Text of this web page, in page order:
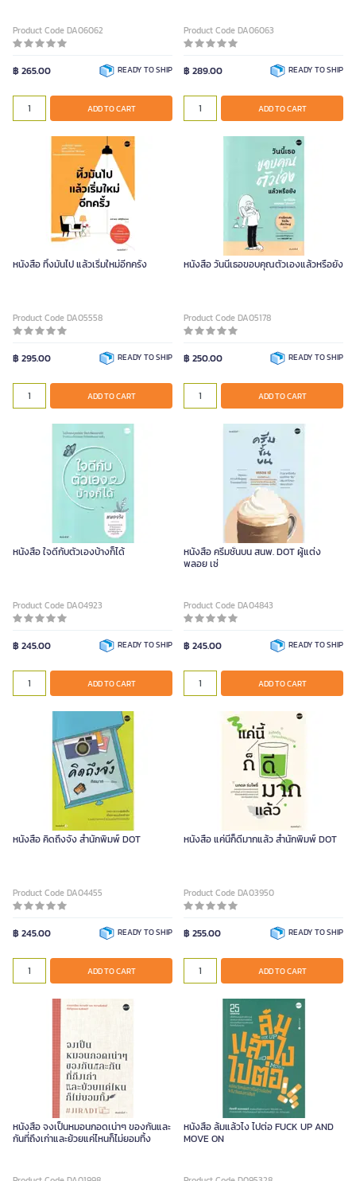
Product Code DA06062
฿ 265.00 READY TO SHIP
ADD TO CART
Product Code DA06063
฿ 289.00 READY TO SHIP
ADD TO CART
หนังสือ ทิ้งมันไป แล้วเริ่มใหม่อีกครั้ง
Product Code DA05558
฿ 295.00 READY TO SHIP
ADD TO CART
หนังสือ วันนี้เธอขอบคุณตัวเองแล้วหรือยัง
Product Code DA05178
฿ 250.00 READY TO SHIP
ADD TO CART
หนังสือ ใจดีกับตัวเองบ้างก็ได้
Product Code DA04923
฿ 245.00 READY TO SHIP
ADD TO CART
หนังสือ ครีมชั้นบน สนพ. DOT ผู้แต่ง
พลอย เซ่
Product Code DA04843
฿ 245.00 READY TO SHIP
ADD TO CART
หนังสือ คิดถึงจัง สำนักพิมพ์ DOT
Product Code DA04455
฿ 245.00 READY TO SHIP
ADD TO CART
หนังสือ แค่นี้ก็ดีมากแล้ว สำนักพิมพ์ DOT
Product Code DA03950
฿ 255.00 READY TO SHIP
ADD TO CART
หนังสือ จงเป็นหมอนกอดเน่าๆ ของกันและ
กันที่ถึงเก่าและย้วยแค่ไหนก็ไม่ยอมทิ้ง
หนังสือ ล้มแล้วไง ไปต่อ FUCK UP AND
MOVE ON